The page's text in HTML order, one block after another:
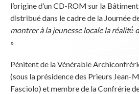
l’origine d’un CD-ROM sur la
distribué dans le cadre de la Journée
montrer à la jeunesse locale la réalité́
»
Pénitent de la Vénérable
(sous la présidence des Prieurs Jean-
Fasciolo) et membre de la Confrérie